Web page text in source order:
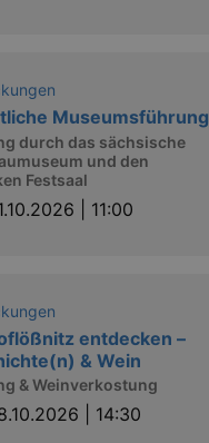
Museumsführung
durch das sächsische
und den
Festsaal
| 11:00
entdecken –
& Wein
& Weinverkostung
| 14:30
is a
This
the
for